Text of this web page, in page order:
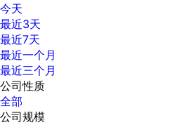
今天
最近3天
最近7天
最近一个月
最近三个月
公司性质
全部
公司规模